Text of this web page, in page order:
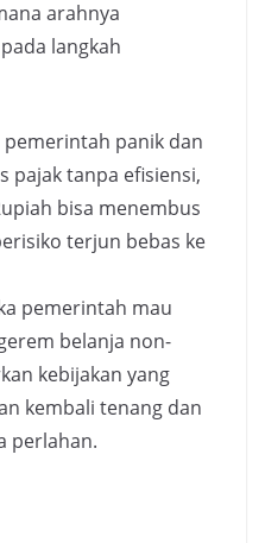
arahnya
langkah
pemerintah panik dan
pajak tanpa efisiensi,
bisa menembus
terjun bebas ke
pemerintah mau
belanja non-
kebijakan yang
kembali tenang dan
perlahan.